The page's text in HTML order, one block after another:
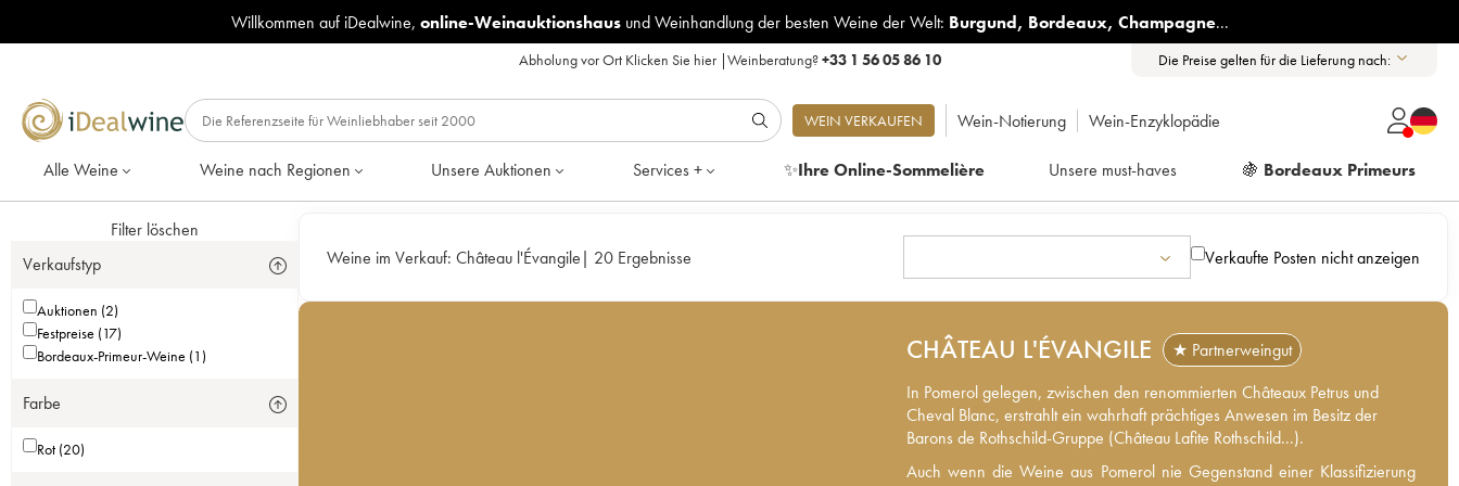
Willkommen auf iDealwine, online-Weinauktionshausund Weinhandlung der besten Weine der Welt: Burgund, Bordeaux, Champagne...
Abholung vor Ort Klicken Sie hier|Weinberatung?+33 1 56 05 86 10 Die Preise gelten für die Lieferung nach:
WEIN VERKAUFEN Wein-Notierung Wein-Enzyklopädie
Alle Weine Weine nach Regionen Unsere Auktionen Services + ✨Ihre Online-Sommelière Unsere must-haves 🍇 Bordeaux Primeurs
Filter löschen
Verkaufstyp
Auktionen (2)
Festpreise (17)
Bordeaux-Primeur-Weine (1)
Farbe
Rot (20)
Weine im Verkauf: Château l'Évangile| 20 Ergebnisse Verkaufte Posten nicht anzeigen
CHÂTEAU L'ÉVANGILE
★ Partnerweingut
In Pomerol gelegen, zwischen den renommierten Châteaux Petrus und
Cheval Blanc, erstrahlt ein wahrhaft prächtiges Anwesen im Besitz der
Barons de Rothschild-Gruppe (Château Lafite Rothschild...).
Auch wenn die Weine aus Pomerol nie Gegenstand einer Klassifizierung
Auch wenn die Weine aus Pomerol nie Gegenstand einer Klassifizierung